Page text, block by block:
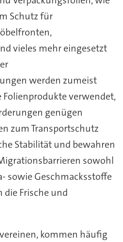
Schutz für
vieles mehr eingesetzt
werden zumeist
verwendet,
genügen
zum Transportschutz
Stabilität und bewahren
sowohl
sowie Geschmacksstoffe
die Frische und
kommen häufig